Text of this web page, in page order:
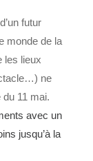
futur
monde de la
les lieux
ne
11 mai.
avec un
jusqu’à la